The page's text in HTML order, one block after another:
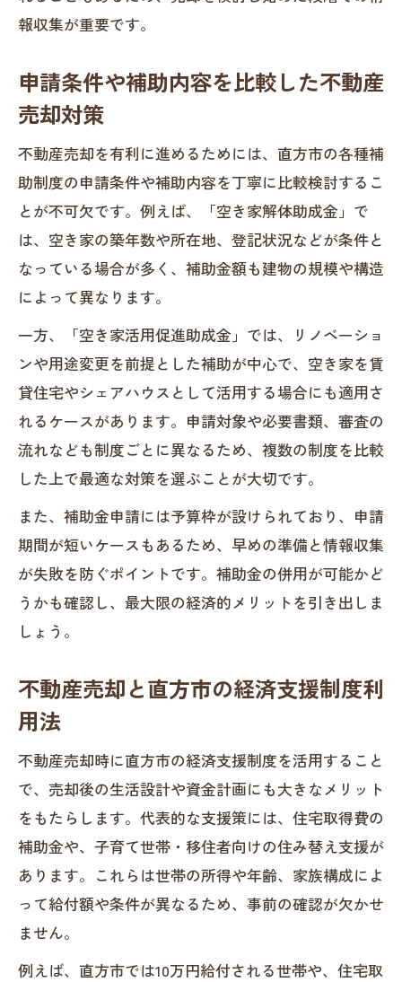
報収集が重要です。
申請条件や補助内容を比較した不動産
売却対策
不動産売却を有利に進めるためには、直方市の各種補
助制度の申請条件や補助内容を丁寧に比較検討するこ
とが不可欠です。例えば、「空き家解体助成金」で
は、空き家の築年数や所在地、登記状況などが条件と
なっている場合が多く、補助金額も建物の規模や構造
によって異なります。
一方、「空き家活用促進助成金」では、リノベーショ
ンや用途変更を前提とした補助が中心で、空き家を賃
貸住宅やシェアハウスとして活用する場合にも適用さ
れるケースがあります。申請対象や必要書類、審査の
流れなども制度ごとに異なるため、複数の制度を比較
した上で最適な対策を選ぶことが大切です。
また、補助金申請には予算枠が設けられており、申請
期間が短いケースもあるため、早めの準備と情報収集
が失敗を防ぐポイントです。補助金の併用が可能かど
うかも確認し、最大限の経済的メリットを引き出しま
しょう。
不動産売却と直方市の経済支援制度利
用法
不動産売却時に直方市の経済支援制度を活用すること
で、売却後の生活設計や資金計画にも大きなメリット
をもたらします。代表的な支援策には、住宅取得費の
補助金や、子育て世帯・移住者向けの住み替え支援が
あります。これらは世帯の所得や年齢、家族構成によ
って給付額や条件が異なるため、事前の確認が欠かせ
ません。
例えば、直方市では10万円給付される世帯や、住宅取